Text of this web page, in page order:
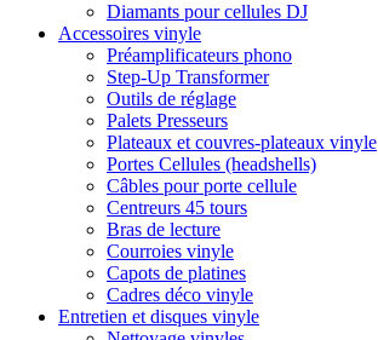
Diamants pour cellules DJ
Accessoires vinyle
Préamplificateurs phono
Step-Up Transformer
Outils de réglage
Palets Presseurs
Plateaux et couvres-plateaux vinyle
Portes Cellules (headshells)
Câbles pour porte cellule
Centreurs 45 tours
Bras de lecture
Courroies vinyle
Capots de platines
Cadres déco vinyle
Entretien et disques vinyle